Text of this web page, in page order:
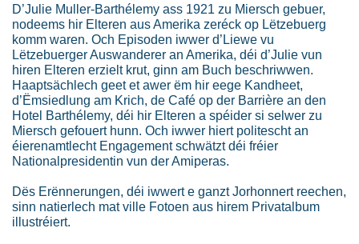
D’Julie Muller-Barthélemy ass 1921 zu Miersch gebuer,
nodeems hir Elteren aus Amerika zeréck op Lëtzebuerg
komm waren. Och Episoden iwwer d’Liewe vu
Lëtzebuerger Auswanderer an Amerika, déi d’Julie vun
hiren Elteren erzielt krut, ginn am Buch beschriwwen.
Haaptsächlech geet et awer ëm hir eege Kandheet,
d’Ëmsiedlung am Krich, de Café op der Barrière an den
Hotel Barthélemy, déi hir Elteren a spéider si selwer zu
Miersch gefouert hunn. Och iwwer hiert politescht an
éierenamtlecht Engagement schwätzt déi fréier
Nationalpresidentin vun der Amiperas.
Dës Erënnerungen, déi iwwert e ganzt Jorhonnert reechen,
sinn natierlech mat ville Fotoen aus hirem Privatalbum
illustréiert.